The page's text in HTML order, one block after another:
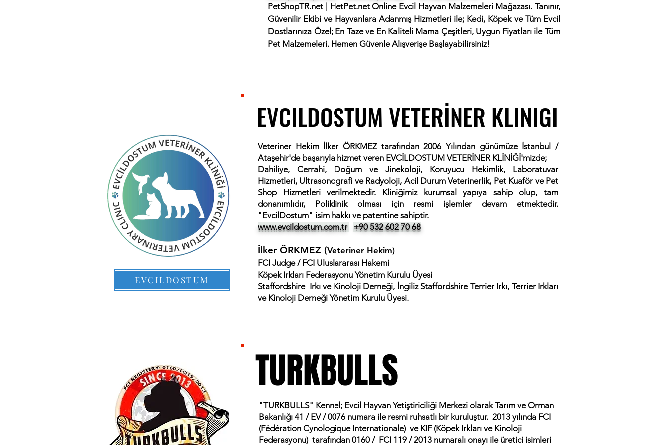
PetShopTR.net | HetPet.net Online Evcil Hayvan Malzemeleri Mağazası. Tanınır,
Güvenilir Ekibi ve Hayvanlara Adanmış Hizmetleri ile; Kedi, Köpek ve Tüm Evcil
Dostlarınıza Özel; En Taze ve En Kaliteli Mama Çeşitleri, Uygun Fiyatları ile Tüm
Pet Malzemeleri. Hemen Güvenle Alışverişe Başlayabilirsiniz!
EVCILDOSTUM
EVCILDOSTUM VETERİNER KLINIGI
EVCILDOSTUM VETERİNER KLINIGI
Veteriner Hekim İlker ÖRKMEZ tarafından 2006 Yılından günümüze İstanbul /
Ataşehir'de başarıyla hizmet veren EVCİLDOSTUM VETERİNER KLİNİĞİ'mizde;
Dahiliye, Cerrahi, Doğum ve Jinekoloji, Koruyucu Hekimlik, Laboratuvar
Hizmetleri, Ultrasonografi ve Radyoloji, Acil Durum Veterinerlik, Pet Kuaför ve Pet
Shop Hizmetleri verilmektedir. Kliniğimiz kurumsal yapıya sahip olup, tam
donanımlıdır, Poliklinik olması için resmi işlemler devam etmektedir.
"EvcilDostum" isim hakkı ve patentine sahiptir.
www.evcildostum.com.tr +90 532 602 70 68
İlker ÖRKMEZ (Veteriner Hekim)
FCI Judge / FCI Uluslararası Hakemi
Köpek Irkları Federasyonu Yönetim Kurulu Üyesi
Staffordshire Irkı ve Kinoloji Derneği, İngiliz Staffordshire Terrier Irkı, Terrier Irkları
ve Kinoloji Derneği Yönetim Kurulu Üyesi.
TURKBULLS
TURKBULLS
"TURKBULLS" Kennel; Evcil Hayvan Yetiştiriciliği Merkezi olarak Tarım ve Orman
Bakanlığı 41 / EV / 0076 numara ile resmi ruhsatlı bir kuruluştur. 2013 yılında FCI
(Fédération Cynologique Internationale) ve KIF (Köpek Irkları ve Kinoloji
Federasyonu) tarafından 0160 / FCI 119 / 2013 numaralı onayı ile üretici isimleri